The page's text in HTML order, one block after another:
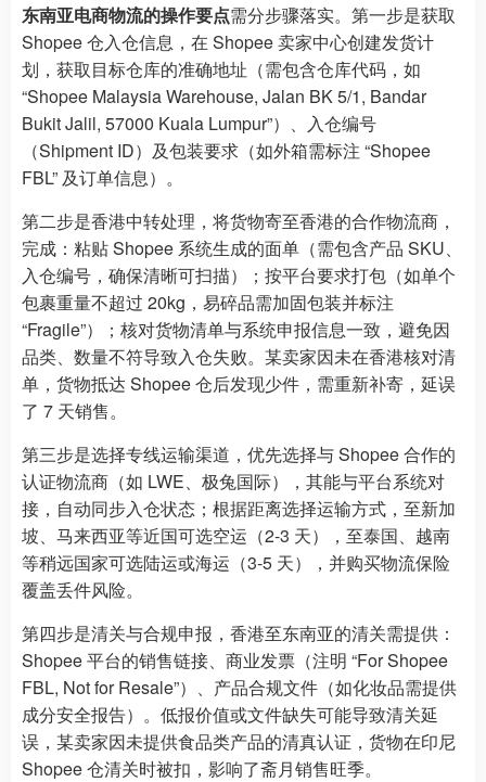
东南亚电商物流的操作要点需分步骤落实。第一步是获取
Shopee 仓入仓信息，在 Shopee 卖家中心创建发货计
划，获取目标仓库的准确地址（需包含仓库代码，如
“Shopee Malaysia Warehouse, Jalan BK 5/1, Bandar
Bukit Jalil, 57000 Kuala Lumpur”）、入仓编号
（Shipment ID）及包装要求（如外箱需标注 “Shopee
FBL” 及订单信息）。
第二步是香港中转处理，将货物寄至香港的合作物流商，
完成：粘贴 Shopee 系统生成的面单（需包含产品 SKU、
入仓编号，确保清晰可扫描）；按平台要求打包（如单个
包裹重量不超过 20kg，易碎品需加固包装并标注
“Fragile”）；核对货物清单与系统申报信息一致，避免因
品类、数量不符导致入仓失败。某卖家因未在香港核对清
单，货物抵达 Shopee 仓后发现少件，需重新补寄，延误
了 7 天销售。
第三步是选择专线运输渠道，优先选择与 Shopee 合作的
认证物流商（如 LWE、极兔国际），其能与平台系统对
接，自动同步入仓状态；根据距离选择运输方式，至新加
坡、马来西亚等近国可选空运（2-3 天），至泰国、越南
等稍远国家可选陆运或海运（3-5 天），并购买物流保险
覆盖丢件风险。
第四步是清关与合规申报，香港至东南亚的清关需提供：
Shopee 平台的销售链接、商业发票（注明 “For Shopee
FBL, Not for Resale”）、产品合规文件（如化妆品需提供
成分安全报告）。低报价值或文件缺失可能导致清关延
误，某卖家因未提供食品类产品的清真认证，货物在印尼
Shopee 仓清关时被扣，影响了斋月销售旺季。